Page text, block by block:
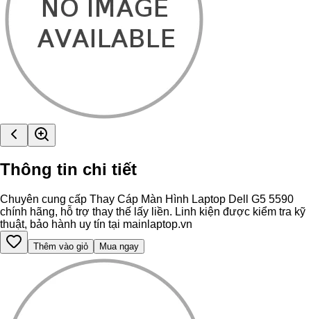
Thông tin chi tiết
Chuyên cung cấp Thay Cáp Màn Hình Laptop Dell G5 5590
chính hãng, hỗ trợ thay thế lấy liền. Linh kiện được kiểm tra kỹ
thuật, bảo hành uy tín tại mainlaptop.vn
Thêm vào giỏ Mua ngay